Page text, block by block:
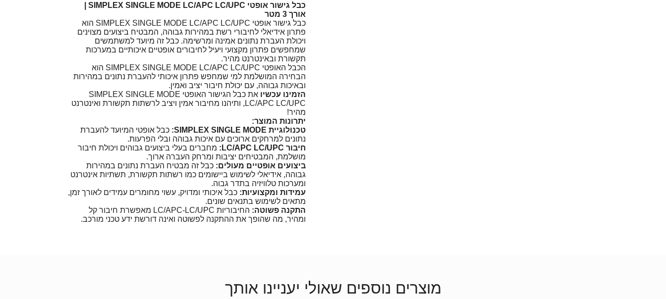
כבל גישור אופטי SIMPLEX SINGLE MODE LC/APC LC/UPC |
אורך 3 מטר
כבל גישור אופטי SIMPLEX SINGLE MODE LC/APC LC/UPC הוא
פתרון אידיאלי לחיבורי רשת במהירות גבוהה, המבטיח ביצועים מצוינים
ויכולת העברת נתונים אמינה ומרשימה. כבל זה מיועד למשתמשים
שמחפשים פתרון מקצועי ויעיל לחיבורים אופטיים איכותיים במערכות
תקשורת ובאינטרנט מהיר.
הכבל האופטי SIMPLEX SINGLE MODE LC/APC LC/UPC הוא
הבחירה המושלמת למי שמחפש פתרון איכותי להעברת נתונים במהירות
ובאיכות גבוהה, עם יכולת חיבור יציב ואמין.
הזמינו עכשיו
את כבל הגישור האופטי SIMPLEX SINGLE MODE
LC/APC LC/UPC, ותיהנו מחיבור אמין ויציב לרשתות תקשורת ואינטרנט
מהיר!
יתרונות המוצר:
טכנולוגיית SIMPLEX SINGLE MODE:
כבל אופטי המיועד להעברת
נתונים למרחקים ארוכים עם איכות גבוהה ובלי הפרעות.
חיבור LC/APC LC/UPC:
מחברים בעלי ביצועים גבוהים ויכולת חיבור
מושלמת, המבטיחים יציבות ומרחק העברה ארוך.
ביצועים אופטיים מעולים: כבל זה מבטיח העברת נתונים במהירות
גבוהה, אידיאלי לשימוש ביישומים כמו רשתות תקשורת, תשתיות אינטרנט
ומערכות טלוויזיה בתדר גבוה.
עמידות ומקצועיות: כבל איכותי ומדויק, עשוי מחומרים עמידים לאורך זמן,
מתאים לשימוש בתנאים שונים.
התקנה פשוטה:
החיבוריות LC/APC-LC/UPC מאפשרת חיבור קל
ומהיר, מה שהופך את ההתקנה לפשוטה ואינה דורשת ידע טכני מורכב.
מוצרים נוספים שאולי יעניינו אותך